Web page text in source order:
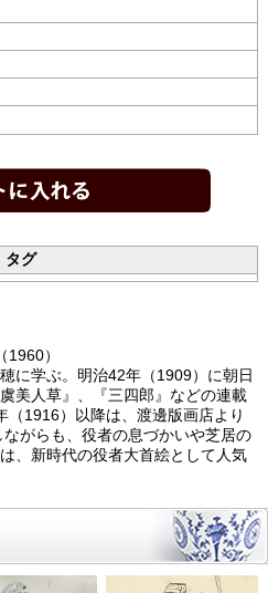
タグ
）
に学ぶ。明治42年（1909）に朝日
美人草』、『三四郎』などの連載
1916）以降は、渡邊版画店より
がらも、役者の息づかいや芝居の
、新時代の役者大首絵として人気